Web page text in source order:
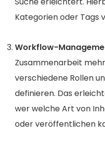
Kategorien oder Tags
Workflow-
Zusammenarbeit
verschiedene Rollen
definieren. Das
wer welche Art von
oder veröffentlichen